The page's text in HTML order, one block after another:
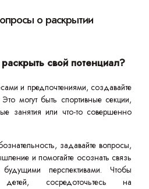
о раскрытии
свой потенциал?
и предпочтениями, создавайте
могут быть спортивные секции,
занятия или что-то совершенно
задавайте вопросы,
и помогайте осознать связь
перспективами. Чтобы
сосредоточьтесь на